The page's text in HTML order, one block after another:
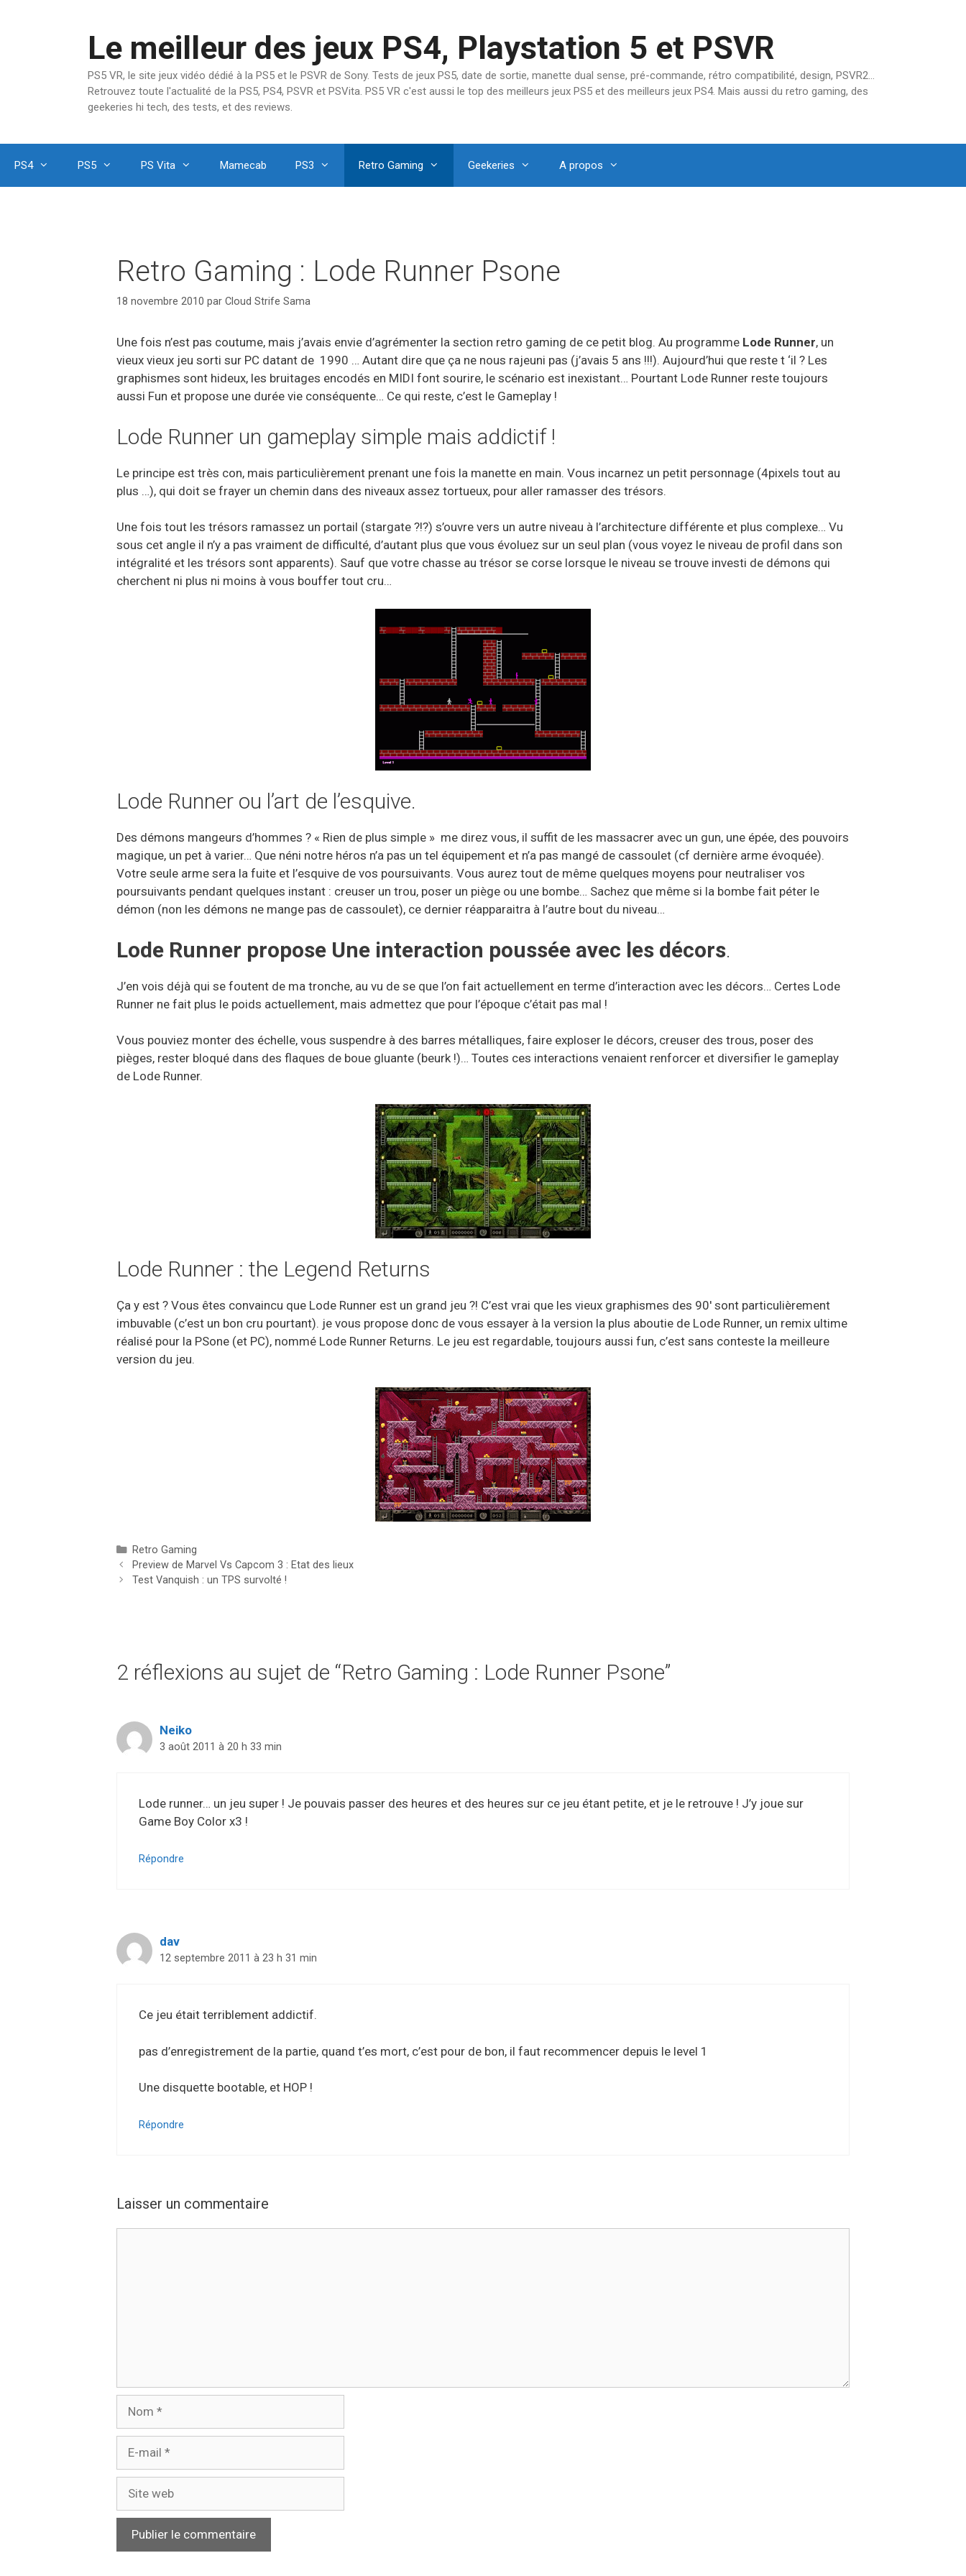
Le meilleur des jeux PS4, Playstation 5 et PSVR
PS5 VR, le site jeux vidéo dédié à la PS5 et le PSVR de Sony. Tests de jeux PS5, date de sortie, manette dual sense, pré-commande, rétro compatibilité, design, PSVR2…
Retrouvez toute l'actualité de la PS5, PS4, PSVR et PSVita. PS5 VR c'est aussi le top des meilleurs jeux PS5 et des meilleurs jeux PS4. Mais aussi du retro gaming, des
geekeries hi tech, des tests, et des reviews.
PS4 PS5 PS Vita Mamecab PS3 Retro Gaming Geekeries A propos
Retro Gaming : Lode Runner Psone
18 novembre 2010 par Cloud Strife Sama
Une fois n’est pas coutume, mais j’avais envie d’agrémenter la section retro gaming de ce petit blog. Au programme Lode Runner, un
vieux vieux jeu sorti sur PC datant de 1990 … Autant dire que ça ne nous rajeuni pas (j’avais 5 ans !!!). Aujourd’hui que reste t ‘il ? Les
graphismes sont hideux, les bruitages encodés en MIDI font sourire, le scénario est inexistant… Pourtant Lode Runner reste toujours
aussi Fun et propose une durée vie conséquente… Ce qui reste, c’est le Gameplay !
Lode Runner un gameplay simple mais addictif !
Le principe est très con, mais particulièrement prenant une fois la manette en main. Vous incarnez un petit personnage (4pixels tout au
plus …), qui doit se frayer un chemin dans des niveaux assez tortueux, pour aller ramasser des trésors.
Une fois tout les trésors ramassez un portail (stargate ?!?) s’ouvre vers un autre niveau à l’architecture différente et plus complexe… Vu
sous cet angle il n’y a pas vraiment de difficulté, d’autant plus que vous évoluez sur un seul plan (vous voyez le niveau de profil dans son
intégralité et les trésors sont apparents). Sauf que votre chasse au trésor se corse lorsque le niveau se trouve investi de démons qui
cherchent ni plus ni moins à vous bouffer tout cru…
Lode Runner ou l’art de l’esquive.
Des démons mangeurs d’hommes ? « Rien de plus simple » me direz vous, il suffit de les massacrer avec un gun, une épée, des pouvoirs
magique, un pet à varier… Que néni notre héros n’a pas un tel équipement et n’a pas mangé de cassoulet (cf dernière arme évoquée).
Votre seule arme sera la fuite et l’esquive de vos poursuivants. Vous aurez tout de même quelques moyens pour neutraliser vos
poursuivants pendant quelques instant : creuser un trou, poser un piège ou une bombe… Sachez que même si la bombe fait péter le
démon (non les démons ne mange pas de cassoulet), ce dernier réapparaitra à l’autre bout du niveau…
Lode Runner propose Une interaction poussée avec les décors.
J’en vois déjà qui se foutent de ma tronche, au vu de se que l’on fait actuellement en terme d’interaction avec les décors… Certes Lode
Runner ne fait plus le poids actuellement, mais admettez que pour l’époque c’était pas mal !
Vous pouviez monter des échelle, vous suspendre à des barres métalliques, faire exploser le décors, creuser des trous, poser des
pièges, rester bloqué dans des flaques de boue gluante (beurk !)… Toutes ces interactions venaient renforcer et diversifier le gameplay
de Lode Runner.
Lode Runner : the Legend Returns
Ça y est ? Vous êtes convaincu que Lode Runner est un grand jeu ?! C’est vrai que les vieux graphismes des 90′ sont particulièrement
imbuvable (c’est un bon cru pourtant). je vous propose donc de vous essayer à la version la plus aboutie de Lode Runner, un remix ultime
réalisé pour la PSone (et PC), nommé Lode Runner Returns. Le jeu est regardable, toujours aussi fun, c’est sans conteste la meilleure
version du jeu.
Catégories
Retro Gaming
Preview de Marvel Vs Capcom 3 : Etat des lieux
Test Vanquish : un TPS survolté !
2 réflexions au sujet de “Retro Gaming : Lode Runner Psone”
Neiko
3 août 2011 à 20 h 33 min
Lode runner… un jeu super ! Je pouvais passer des heures et des heures sur ce jeu étant petite, et je le retrouve ! J’y joue sur
Game Boy Color x3 !
Répondre
dav
12 septembre 2011 à 23 h 31 min
Ce jeu était terriblement addictif.
pas d’enregistrement de la partie, quand t’es mort, c’est pour de bon, il faut recommencer depuis le level 1
Une disquette bootable, et HOP !
Répondre
Laisser un commentaire